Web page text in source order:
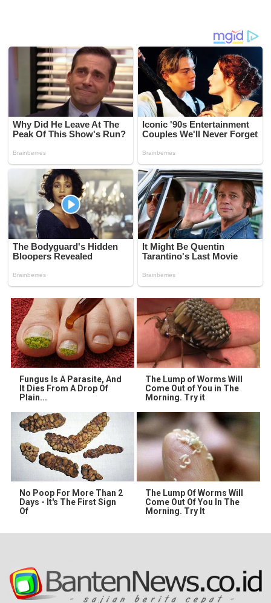
Fungus Is A Parasite, And
It Dies From A Drop Of
Plain...
The Lump of Worms Will
Come Out of You in The
Morning. Try it
No Poop For More Than 2
Days - It's The First Sign
Of
The Lump Of Worms Will
Come Out Of You In The
Morning. Try It